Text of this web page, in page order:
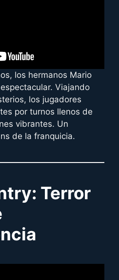
los hermanos Mario
Viajando
los jugadores
por turnos llenos de
vibrantes. Un
de la franquicia.
Terror